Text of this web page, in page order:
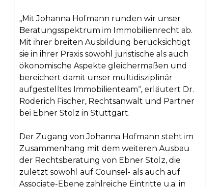
„Mit Johanna Hofmann runden wir unser
Beratungsspektrum im Immobilienrecht ab.
Mit ihrer breiten Ausbildung berücksichtigt
sie in ihrer Praxis sowohl juristische als auch
ökonomische Aspekte gleichermaßen und
bereichert damit unser multidisziplinär
aufgestelltes Immobilienteam“, erläutert Dr.
Roderich Fischer, Rechtsanwalt und Partner
bei Ebner Stolz in Stuttgart.
Der Zugang von Johanna Hofmann steht im
Zusammenhang mit dem weiteren Ausbau
der Rechtsberatung von Ebner Stolz, die
zuletzt sowohl auf Counsel- als auch auf
Associate-Ebene zahlreiche Eintritte u.a. in